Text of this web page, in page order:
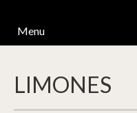
Menu
LIMONES